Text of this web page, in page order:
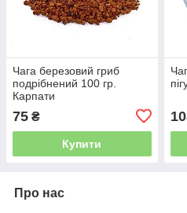
Чага березовий гриб
подрібнений 100 гр.
Карпати
75 ₴
Купити
Про нас